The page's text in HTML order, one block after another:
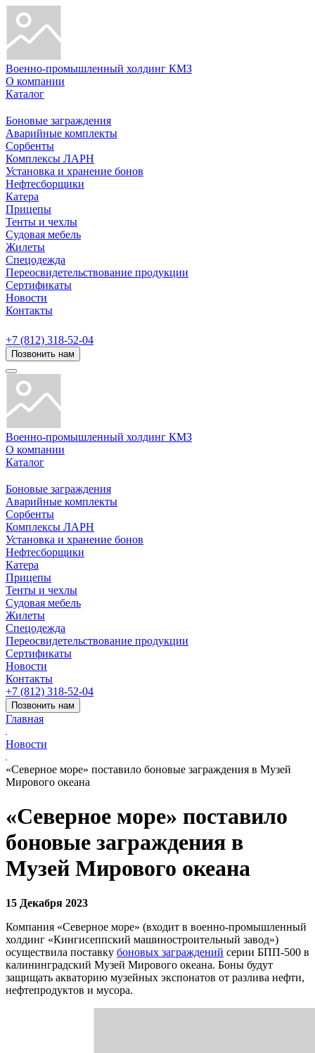
Военно-промышленный холдинг КМЗ
О компании
Каталог
Боновые заграждения
Аварийные комплекты
Сорбенты
Комплексы ЛАРН
Установка и хранение бонов
Нефтесборщики
Катера
Прицепы
Тенты и чехлы
Судовая мебель
Жилеты
Спецодежда
Переосвидетельствование продукции
Сертификаты
Новости
Контакты
+7 (812) 318-52-04
Позвонить нам
Военно-промышленный холдинг КМЗ
О компании
Каталог
Боновые заграждения
Аварийные комплекты
Сорбенты
Комплексы ЛАРН
Установка и хранение бонов
Нефтесборщики
Катера
Прицепы
Тенты и чехлы
Судовая мебель
Жилеты
Спецодежда
Переосвидетельствование продукции
Сертификаты
Новости
Контакты
+7 (812) 318-52-04
Позвонить нам
Главная
Новости
«Северное море» поставило боновые заграждения в Музей
Мирового океана
«Северное море» поставило
боновые заграждения в
Музей Мирового океана
15 Декабря 2023
Компания «Северное море» (входит в военно-промышленный
холдинг «Кингисеппский машиностроительный завод»)
осуществила поставку боновых заграждений серии БПП-500 в
калининградский Музей Мирового океана. Боны будут
защищать акваторию музейных экспонатов от разлива нефти,
нефтепродуктов и мусора.